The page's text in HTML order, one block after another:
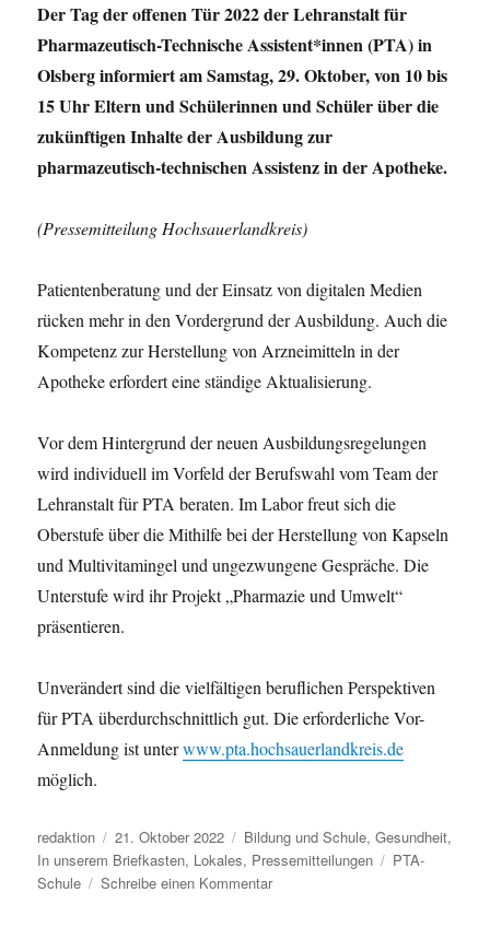
Der Tag der offenen Tür 2022 der Lehranstalt für
Pharmazeutisch-Technische Assistent*innen (PTA) in
Olsberg informiert am Samstag, 29. Oktober, von 10 bis
15 Uhr Eltern und Schülerinnen und Schüler über die
zukünftigen Inhalte der Ausbildung zur
pharmazeutisch-technischen Assistenz in der Apotheke.
(Pressemitteilung Hochsauerlandkreis)
Patientenberatung und der Einsatz von digitalen Medien
rücken mehr in den Vordergrund der Ausbildung. Auch die
Kompetenz zur Herstellung von Arzneimitteln in der
Apotheke erfordert eine ständige Aktualisierung.
Vor dem Hintergrund der neuen Ausbildungsregelungen
wird individuell im Vorfeld der Berufswahl vom Team der
Lehranstalt für PTA beraten. Im Labor freut sich die
Oberstufe über die Mithilfe bei der Herstellung von Kapseln
und Multivitamingel und ungezwungene Gespräche. Die
Unterstufe wird ihr Projekt „Pharmazie und Umwelt“
präsentieren.
Unverändert sind die vielfältigen beruflichen Perspektiven
für PTA überdurchschnittlich gut. Die erforderliche Vor-
Anmeldung ist unterwww.pta.hochsauerlandkreis.de
möglich.
Autor
redaktion
Veröffentlicht
am
21. Oktober 2022 Kategorien
Bildung und Schule,Gesundheit,
In unserem Briefkasten, Lokales, Pressemitteilungen Schlagwörter
PTA-
Schule
Schreibe einen Kommentarzu